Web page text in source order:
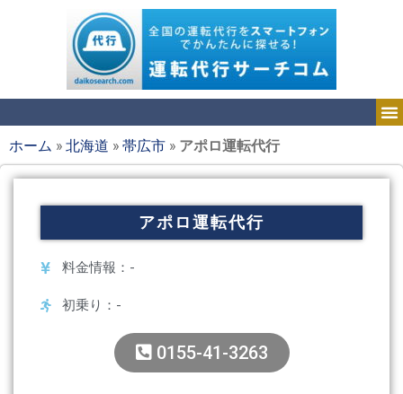
ホーム »北海道 »帯広市 » アポロ運転代行
アポロ運転代行
料金情報：-
初乗り：-
0155-41-3263